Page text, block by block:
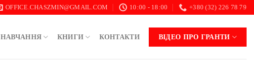
OFFICE.CHASZMIN@GMAIL.COM 10:00 - 18:00 +380 (32) 226 78 79
НАВЧАННЯ КНИГИ КОНТАКТИ ВІДЕО ПРО ГРАНТИ